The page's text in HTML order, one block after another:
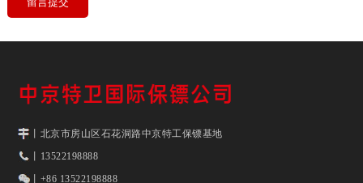
丨北京市房山区石花洞路中京特工保镖基地
丨13522198888
丨+86 13522198888